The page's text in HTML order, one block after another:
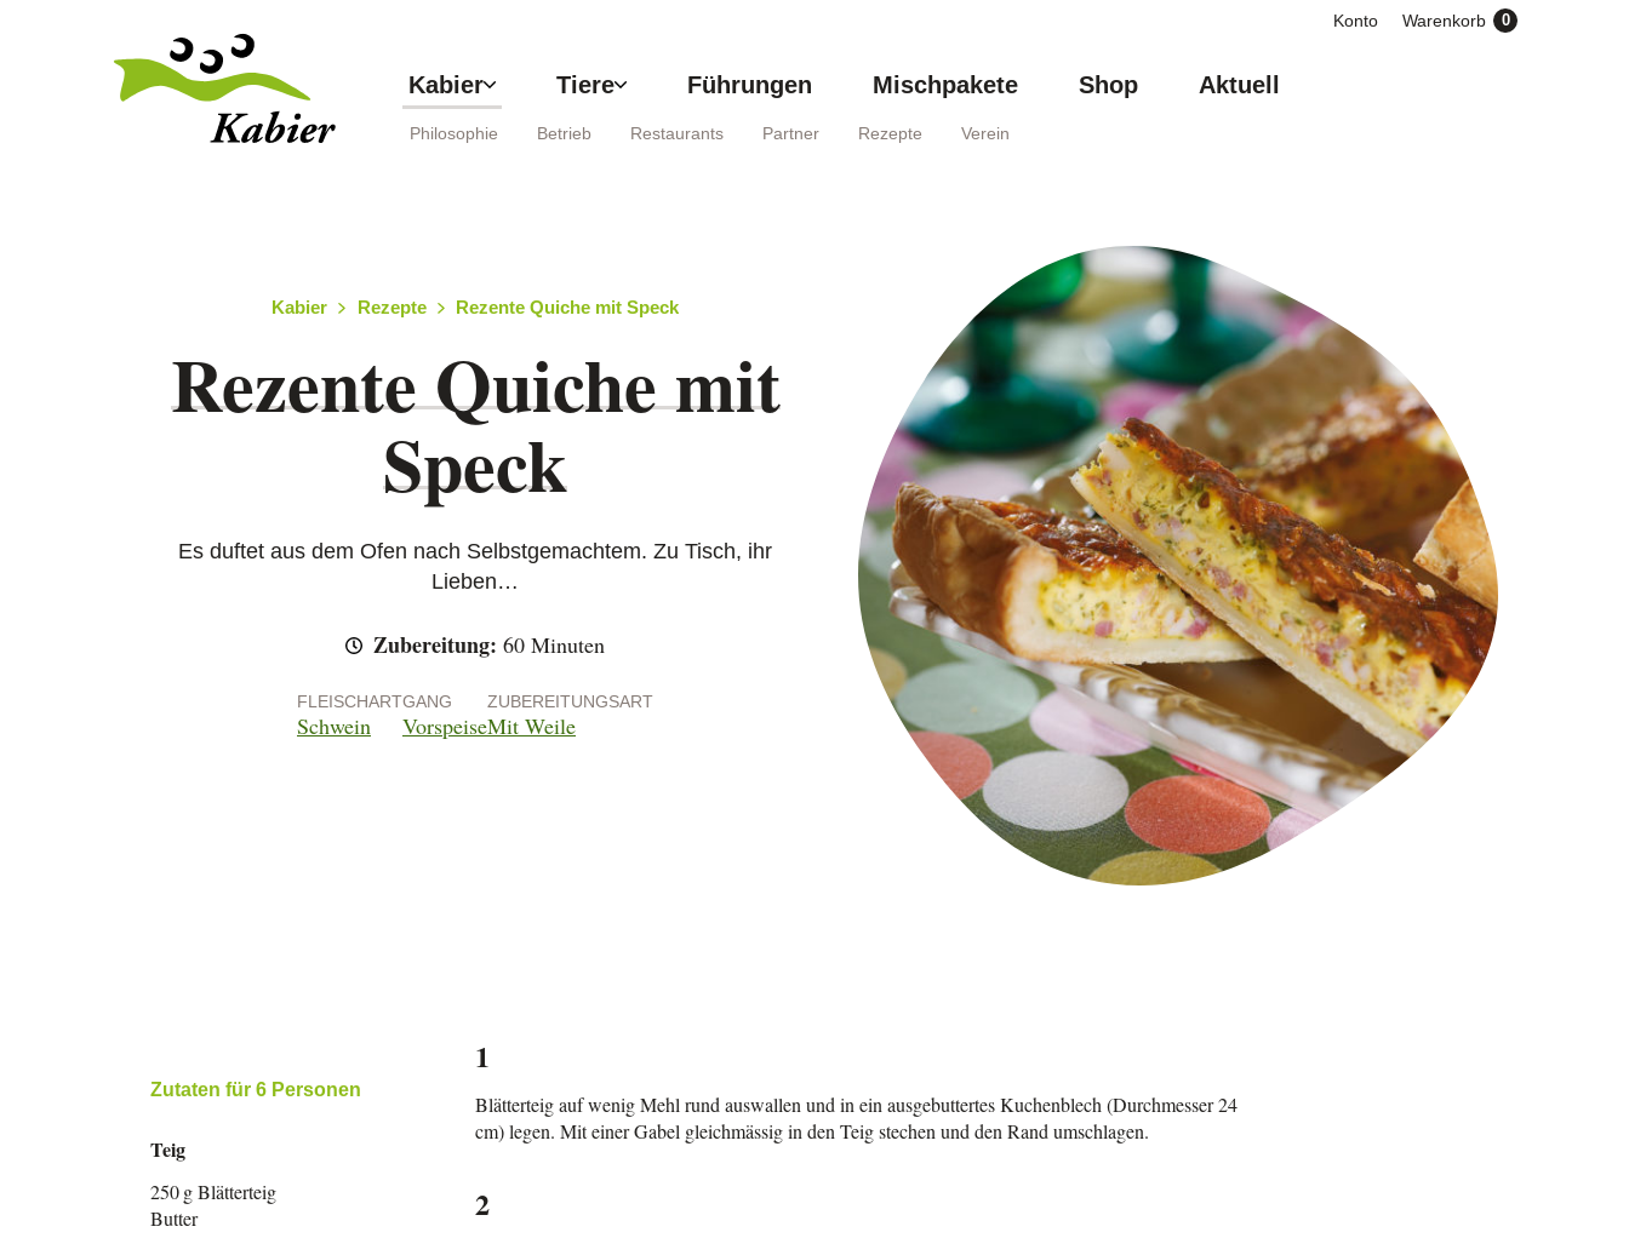
Konto Warenkorb 0
Kabier Tiere Führungen Mischpakete Shop Aktuell
Philosophie Betrieb Restaurants Partner Rezepte Verein
Kabier Rezepte Rezente Quiche mit Speck
Rezente Quiche mit
Speck
Es duftet aus dem Ofen nach Selbstgemachtem. Zu Tisch, ihr
Lieben…
Zubereitung: 60 Minuten
FLEISCHART
Schwein
GANG
Vorspeise
ZUBEREITUNGSART
Mit Weile
Zutaten für 6 Personen
Teig
250 g Blätterteig
Butter
1
Blätterteig auf wenig Mehl rund auswallen und in ein ausgebuttertes Kuchenblech (Durchmesser 24
cm) legen. Mit einer Gabel gleichmässig in den Teig stechen und den Rand umschlagen.
2